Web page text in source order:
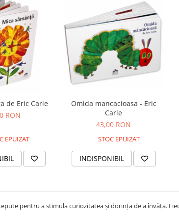
de Eric Carle
RON
EPUIZAT
Omida mancacioasa - Eric
Carle
43,00 RON
STOC EPUIZAT
INDISPONIBIL
pentru a stimula curiozitatea și dorința de a învăța.